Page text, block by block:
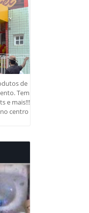
de
Tem
e mais!!!
centro